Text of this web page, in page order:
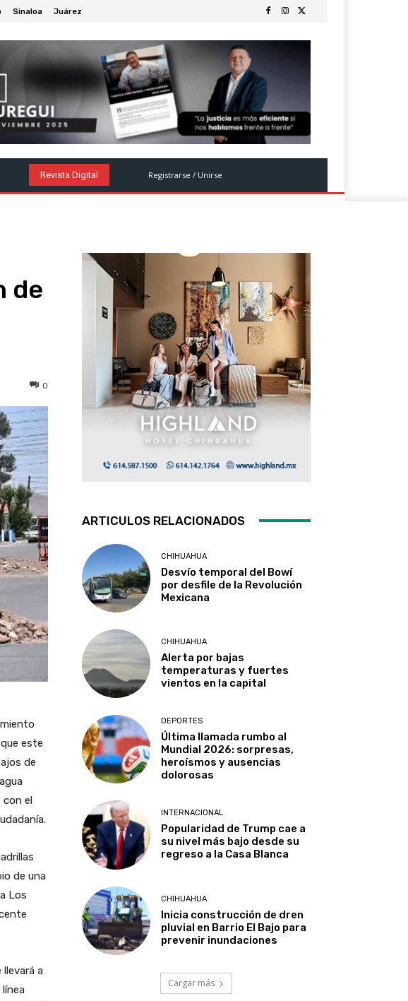
Sinaloa Juárez
Revista Digital Registrarse / Unirse
de
0
este
de
con el
de una
Los
a
ARTICULOS RELACIONADOS
CHIHUAHUA
Desvío temporal del Bowí
por desfile de la Revolución
Mexicana
CHIHUAHUA
Alerta por bajas
temperaturas y fuertes
vientos en la capital
DEPORTES
Última llamada rumbo al
Mundial 2026: sorpresas,
heroísmos y ausencias
dolorosas
INTERNACIONAL
Popularidad de Trump cae a
su nivel más bajo desde su
regreso a la Casa Blanca
CHIHUAHUA
Inicia construcción de dren
pluvial en Barrio El Bajo para
prevenir inundaciones
Cargar más